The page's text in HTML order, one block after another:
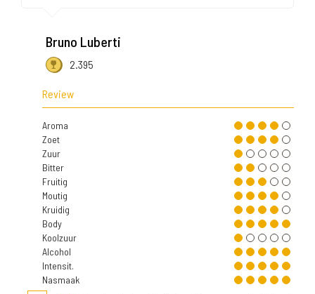
Bruno Luberti
2.395
Review
Aroma
Zoet
Zuur
Bitter
Fruitig
Moutig
Kruidig
Body
Koolzuur
Alcohol
Intensit.
Nasmaak